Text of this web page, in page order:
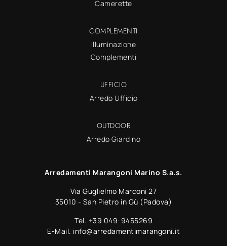
Camerette
COMPLEMENTI
Illuminazione
Complementi
UFFICIO
Arredo Ufficio
OUTDOOR
Arredo Giardino
Arredamenti Marangoni Marino S.a.s.
Via Guglielmo Marconi 27
35010 - San Pietro in Gù (Padova)
Tel. +39 049-9455269
E-Mail. info@arredamentimarangoni.it